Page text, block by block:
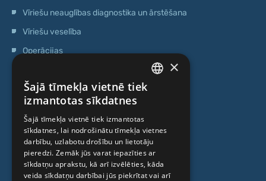
Vīriešu neauglības diagnostika un ārstēšana
Vīriešu veselība
Operācijas
Anti-age speciālista konsultācija
Ambulatorais centrs
Cilmes šūnu centrs
PAR MUMS
LATVIAN
RUSSIAN
LITHUANIAN
NORWEGIAN
×
Šajā tīmekļa vietnē tiek
izmantotas sīkdatnes
Šajā tīmekļa vietnē tiek izmantotas
sīkdatnes, lai nodrošinātu tīmekļa vietnes
darbību, uzlabotu drošību un lietotāju
pieredzi. Zemāk jūs varat iepazīties ar
sīkdatņu aprakstu, kā arī izvēlēties, kāda
veida sīkdatņu darbībai jūs piekrītat vai arī